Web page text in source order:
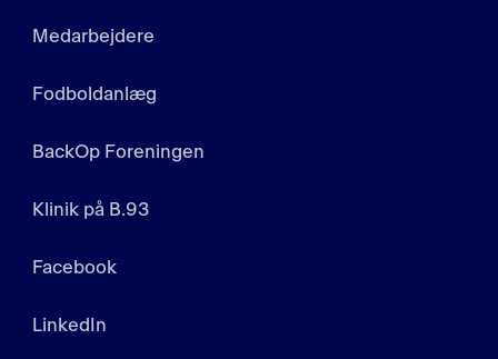
Medarbejdere
Fodboldanlæg
BackOp Foreningen
Klinik på B.93
Facebook
LinkedIn